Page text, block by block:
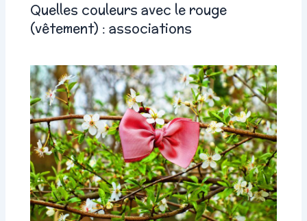
Quelles couleurs avec le rouge
(vêtement) : associations